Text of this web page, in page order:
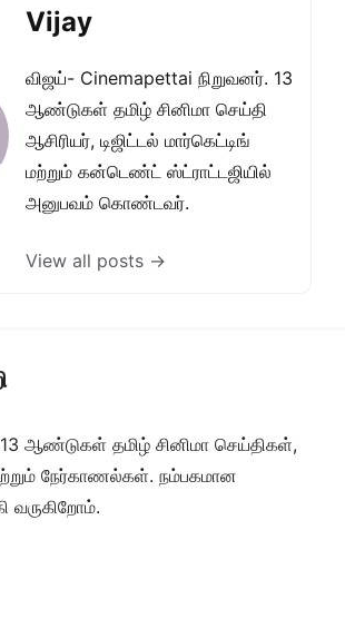
Vijay
விஜய்- Cinemapettai நிறுவனர். 13
ஆண்டுகள் தமிழ் சினிமா செய்தி
ஆசிரியர், டிஜிட்டல் மார்கெட்டிங்
மற்றும் கன்டெண்ட் ஸ்ட்ராட்டஜியில்
அனுபவம் கொண்டவர்.
View all posts →
13 ஆண்டுகள் தமிழ் சினிமா செய்திகள்,
நேர்காணல்கள். நம்பகமான
வருகிறோம்.